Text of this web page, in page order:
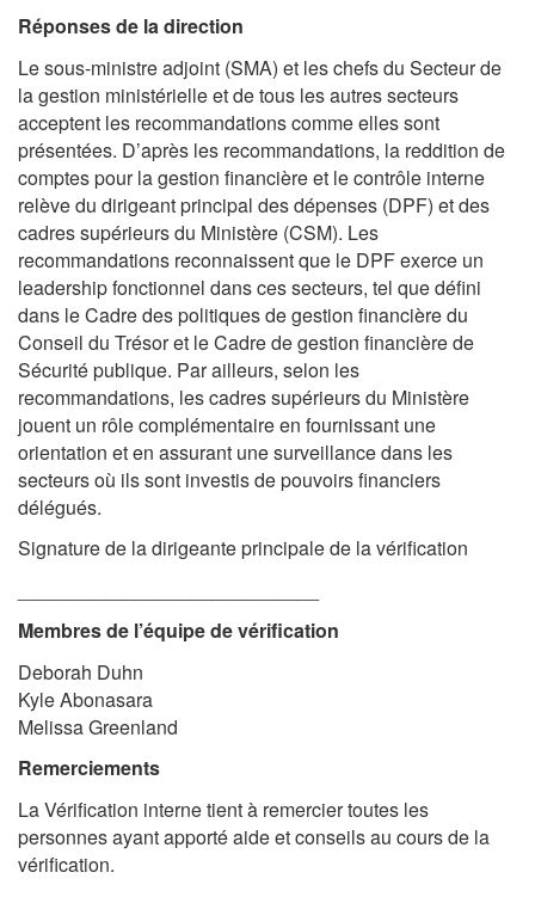
Réponses de la direction
Le sous‑ministre adjoint (SMA) et les chefs du Secteur de
la gestion ministérielle et de tous les autres secteurs
acceptent les recommandations comme elles sont
présentées. D’après les recommandations, la reddition de
comptes pour la gestion financière et le contrôle interne
relève du dirigeant principal des dépenses (DPF) et des
cadres supérieurs du Ministère (CSM). Les
recommandations reconnaissent que le DPF exerce un
leadership fonctionnel dans ces secteurs, tel que défini
dans le Cadre des politiques de gestion financière du
Conseil du Trésor et le Cadre de gestion financière de
Sécurité publique. Par ailleurs, selon les
recommandations, les cadres supérieurs du Ministère
jouent un rôle complémentaire en fournissant une
orientation et en assurant une surveillance dans les
secteurs où ils sont investis de pouvoirs financiers
délégués.
Signature de la dirigeante principale de la vérification
Membres de l’équipe de vérification
Deborah Duhn
Kyle Abonasara
Melissa Greenland
Remerciements
La Vérification interne tient à remercier toutes les
personnes ayant apporté aide et conseils au cours de la
vérification.